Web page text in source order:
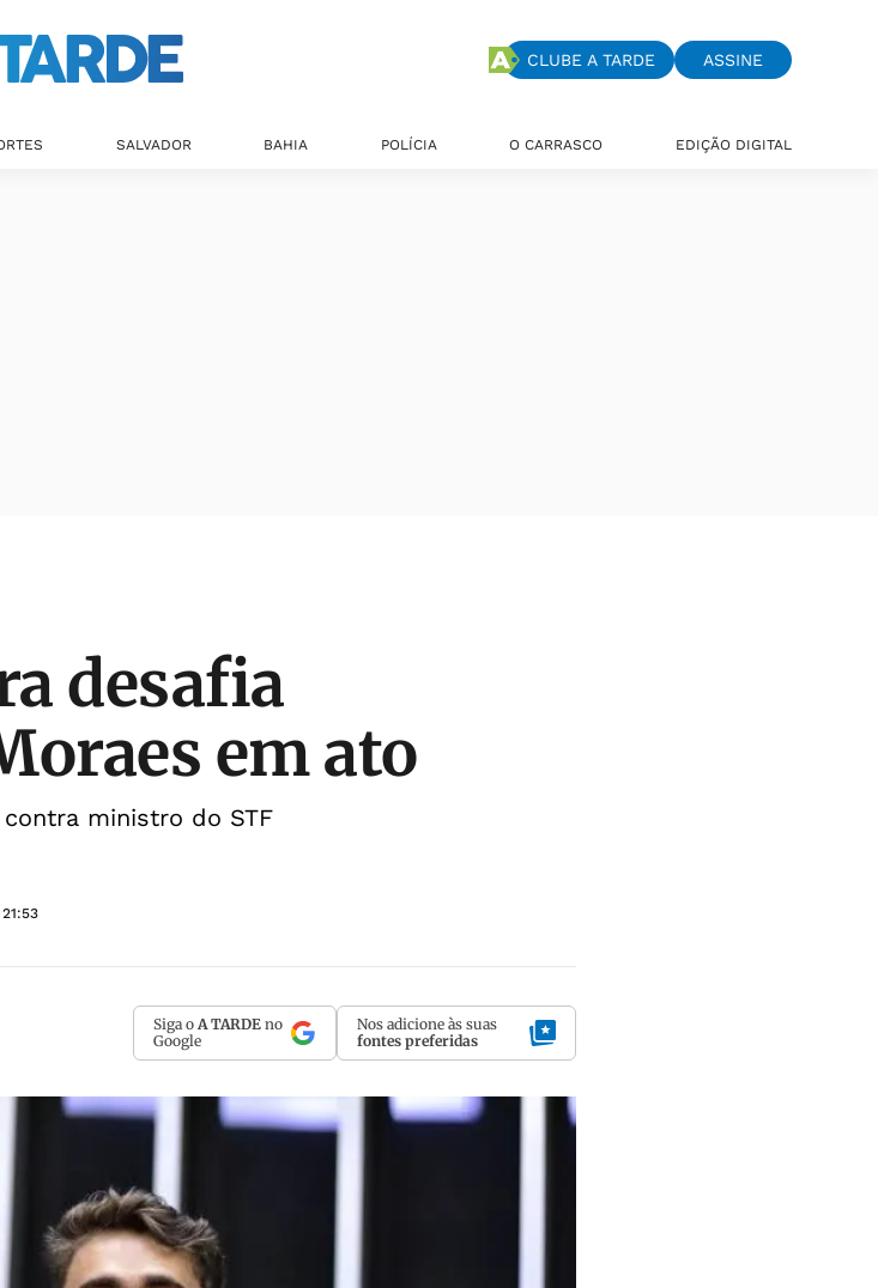
CLUBE A TARDE ASSINE
SALVADOR BAHIA POLÍCIA O CARRASCO EDIÇÃO DIGITAL
desafia
em ato
ministro do STF
Siga o A TARDE no
Google
Nos adicione às suas
fontes preferidas